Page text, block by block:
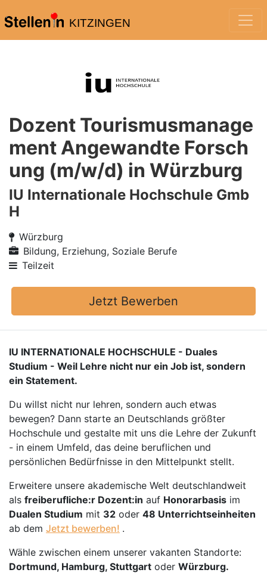
KITZINGEN
Dozent Tourismusmanage
ment Angewandte Forsch
ung (m/w/d) in Würzburg
IU Internationale Hochschule Gmb
H
Würzburg
Bildung, Erziehung, Soziale Berufe
Teilzeit
Jetzt Bewerben
IU INTERNATIONALE HOCHSCHULE - Duales
Studium - Weil Lehre nicht nur ein Job ist, sondern
ein Statement.
Du willst nicht nur lehren, sondern auch etwas
bewegen? Dann starte an Deutschlands größter
Hochschule und gestalte mit uns die Lehre der Zukunft
- in einem Umfeld, das deine beruflichen und
persönlichen Bedürfnisse in den Mittelpunkt stellt.
Erweitere unsere akademische Welt deutschlandweit
als freiberufliche:r Dozent:in auf Honorarbasis im
Dualen Studium mit 32 oder 48 Unterrichtseinheiten
ab dem Jetzt bewerben! .
Wähle zwischen einem unserer vakanten Standorte:
Dortmund, Hamburg, Stuttgart oder Würzburg.